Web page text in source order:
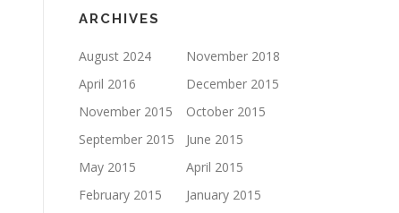
ARCHIVES
August 2024
November 2018
April 2016
December 2015
November 2015
October 2015
September 2015
June 2015
May 2015
April 2015
February 2015
January 2015